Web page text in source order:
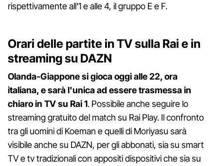
rispettivamente all'1 e alle 4, il gruppo E e F.
Orari delle partite in TV sulla Rai e in
streaming su DAZN
Olanda-Giappone si gioca oggi alle 22, ora
italiana, e sarà l'unica ad essere trasmessa in
chiaro in TV su Rai 1. Possibile anche seguire lo
streaming gratuito del match su Rai Play. Il confronto
tra gli uomini di Koeman e quelli di Moriyasu sarà
visibile anche su DAZN, per gli abbonati, sia su smart
TV e tv tradizionali con appositi dispositivi che sia su